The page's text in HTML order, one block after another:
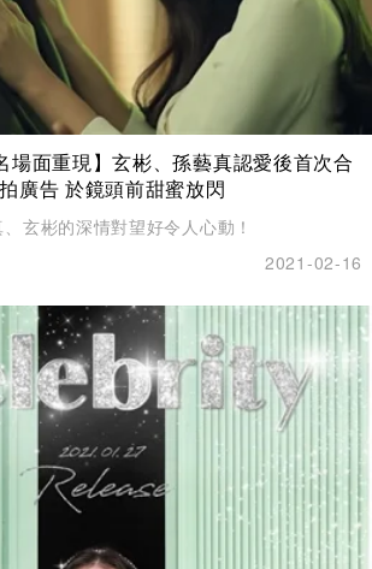
場面重現】玄彬、孫藝真認愛後首次合
廣告 於鏡頭前甜蜜放閃
玄彬的深情對望好令人心動！
2021-02-16